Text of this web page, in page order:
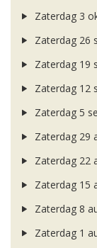
Zaterdag 3
Zaterdag 26
Zaterdag 19
Zaterdag 12
Zaterdag 5
Zaterdag 29
Zaterdag 22
Zaterdag 15
Zaterdag 8
Zaterdag 1